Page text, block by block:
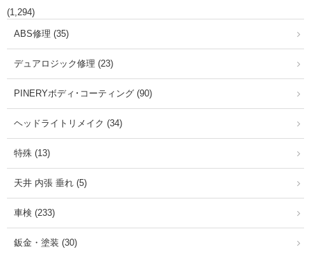
(1,294)
ABS修理 (35)
デュアロジック修理 (23)
PINERYボディ･コーティング (90)
ヘッドライトリメイク (34)
特殊 (13)
天井 内張 垂れ (5)
車検 (233)
鈑金・塗装 (30)